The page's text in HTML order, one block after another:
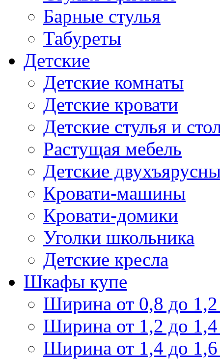
Барные стулья
Табуреты
Детские
Детские комнаты
Детские кровати
Детские стулья и
Растущая мебель
Детские
Кровати-машины
Кровати-домики
Уголки школьника
Детские кресла
Шкафы купе
Ширина от 0,8 до
Ширина от 1,2 до
Ширина от 1,4 до